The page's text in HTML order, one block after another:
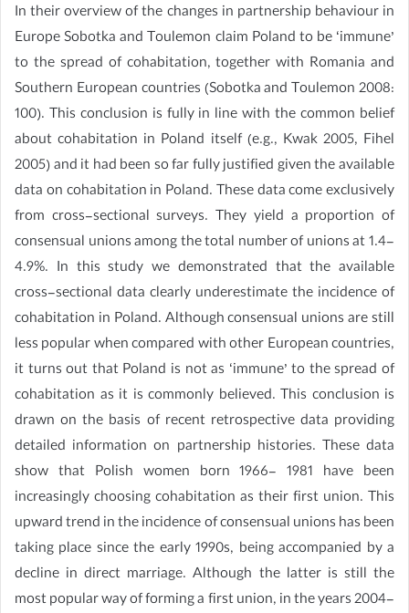
In their overview of the changes in partnership behaviour in
Europe Sobotka and Toulemon claim Poland to be ‘immune’
to the spread of cohabitation, together with Romania and
Southern European countries (Sobotka and Toulemon 2008:
100). This conclusion is fully in line with the common belief
about cohabitation in Poland itself (e.g., Kwak 2005, Fihel
2005) and it had been so far fully justified given the available
data on cohabitation in Poland. These data come exclusively
from cross-sectional surveys. They yield a proportion of
consensual unions among the total number of unions at 1.4-
4.9%. In this study we demonstrated that the available
cross-sectional data clearly underestimate the incidence of
cohabitation in Poland. Although consensual unions are still
less popular when compared with other European countries,
it turns out that Poland is not as ‘immune’ to the spread of
cohabitation as it is commonly believed. This conclusion is
drawn on the basis of recent retrospective data providing
detailed information on partnership histories. These data
show that Polish women born 1966- 1981 have been
increasingly choosing cohabitation as their first union. This
upward trend in the incidence of consensual unions has been
taking place since the early 1990s, being accompanied by a
decline in direct marriage. Although the latter is still the
most popular way of forming a first union, in the years 2004-